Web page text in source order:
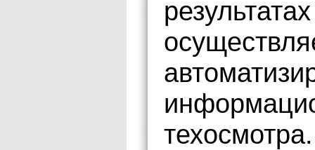
техосмотра.